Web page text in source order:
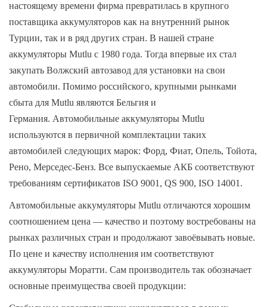
настоящему времени фирма превратилась в крупного
поставщика аккумуляторов как на внутренний рынок
Турции, так и в ряд других стран. В нашей стране
аккумуляторы Mutlu с 1980 года. Тогда впервые их стал
закупать Волжский автозавод для установки на свои
автомобили. Помимо российского, крупными рынками
сбыта для Mutlu являются Бельгия и
Германия. Автомобильные аккумуляторы Mutlu
используются в первичной комплектации таких
автомобилей следующих марок: Форд, Фиат, Опель, Тойота,
Рено, Мерседес-Бенз. Все выпускаемые АКБ соответствуют
требованиям сертификатов ISO 9001, QS 900, ISO 14001.
Автомобильные аккумуляторы Mutlu отличаются хорошим
соотношением цена — качество и поэтому востребованы на
рынках различных стран и продолжают завоёвывать новые.
По цене и качеству исполнения им соответствуют
аккумуляторы Моратти. Сам производитель так обозначает
основные преимущества своей продукции: